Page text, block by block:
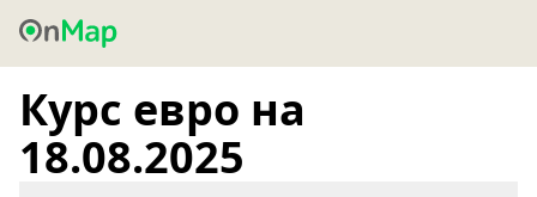
Курс евро на
18.08.2025